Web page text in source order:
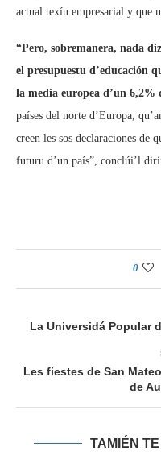
actual texíu empresarial y que
“Pero, sobremanera, nada
el presupuestu d’educación
la media europea d’un 6,2%
países del norte d’Europa,
creen les sos declaraciones de
futuru d’un país”, conclúi’l
0
La Universidá Popular
Les fiestes de San
de
TAMIÉN